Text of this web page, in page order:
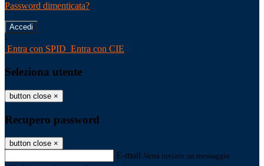
Password dimenticata?
-
Entra con SPID Entra con CIE
Seleziona utente
button close ×
Recupero password
button close ×
E-mail Verrà inviato un messaggio